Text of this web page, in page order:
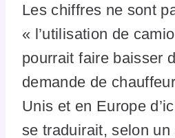
Les chiffres ne sont
« l’utilisation de
pourrait faire baisser
demande de
Unis et en Europe
se traduirait, selon